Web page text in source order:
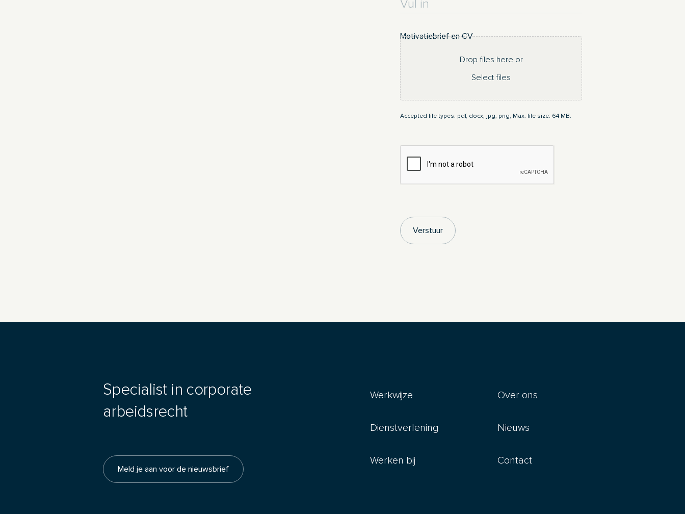
Motivatiebrief en CV
Drop files here or
Select files
Accepted file types: pdf, docx, jpg, png, Max. file size: 64 MB.
Verstuur
Specialist in corporate
arbeidsrecht
Meld je aan voor de nieuwsbrief
Werkwijze
Dienstverlening
Werken bij
Over ons
Nieuws
Contact